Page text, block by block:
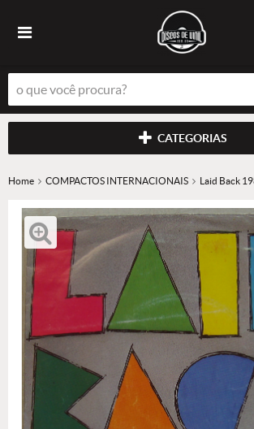
CATEGORIAS
Home COMPACTOS INTERNACIONAIS Laid Back